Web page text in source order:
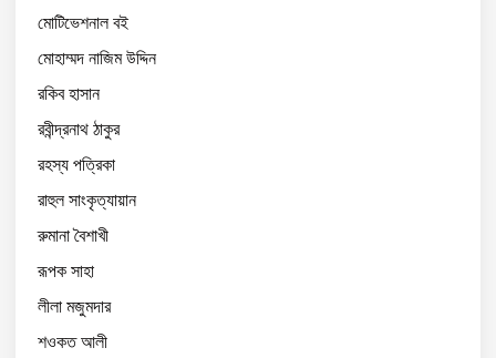
মোটিভেশনাল বই
মোহাম্মদ নাজিম উদ্দিন
রকিব হাসান
রবীন্দ্রনাথ ঠাকুর
রহস্য পত্রিকা
রাহুল সাংকৃত্যায়ান
রুমানা বৈশাখী
রূপক সাহা
লীলা মজুমদার
শওকত আলী